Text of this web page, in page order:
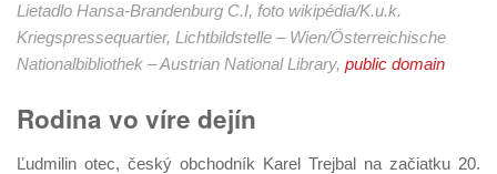
Lietadlo Hansa-Brandenburg C.I, foto wikipédia/K.u.k.
Kriegspressequartier, Lichtbildstelle – Wien/Österreichische
Nationalbibliothek – Austrian National Library, public domain
Rodina vo víre dejín
Ľudmilin otec, český obchodník Karel Trejbal na začiatku 20.